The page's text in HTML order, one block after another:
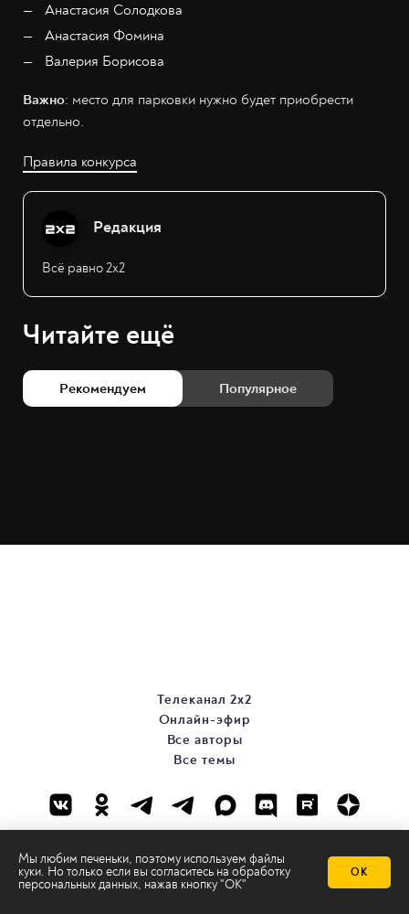
Анастасия Солодкова
Анастасия Фомина
Валерия Борисова
Важно: место для парковки нужно будет приобрести
отдельно.
Правила конкурса
Редакция
Всё равно 2х2
Читайте ещё
Рекомендуем Популярное
Мы любим печеньки, поэтому используем файлы
куки. Но только если вы согласитесь на обработку
персональных данных, нажав кнопку "ОК"
ОК
Телеканал 2х2
Онлайн-эфир
Все авторы
Все темы